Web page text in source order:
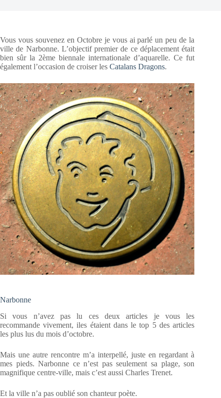
Vous vous souvenez en Octobre je vous ai parlé un peu de la
ville de Narbonne. L’objectif premier de ce déplacement était
bien sûr la 2ème biennale internationale d’aquarelle. Ce fut
également l’occasion de croiser les Catalans Dragons.
Narbonne
Si vous n’avez pas lu ces deux articles je vous les
recommande vivement, iles étaient dans le top 5 des articles
les plus lus du mois d’octobre.
Mais une autre rencontre m’a interpellé, juste en regardant à
mes pieds. Narbonne ce n’est pas seulement sa plage, son
magnifique centre-ville, mais c’est aussi Charles Trenet.
Et la ville n’a pas oublié son chanteur poète.